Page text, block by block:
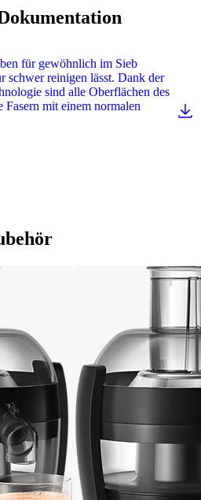
für gewöhnlich im Sieb
schwer reinigen lässt. Dank der
sind alle Oberflächen des
Fasern mit einem normalen